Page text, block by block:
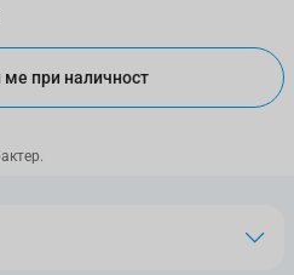
при наличност